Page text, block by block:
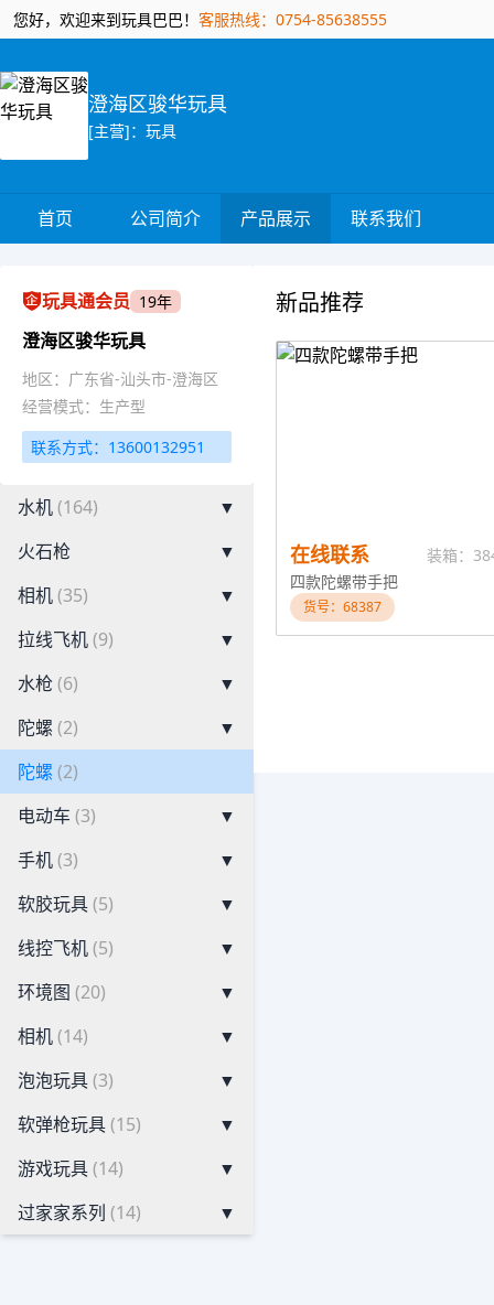
您好，欢迎来到玩具巴巴！ 客服热线：0754-85638555
澄海区骏华玩具
[主营]：玩具
首页 公司简介 产品展示 联系我们
玩具通会员 19年
澄海区骏华玩具
地区：广东省-汕头市-澄海区
经营模式：生产型
联系方式：13600132951
水机(164)
▼
火石枪
▼
相机(35)
▼
拉线飞机(9)
▼
水枪 (6)
▼
陀螺 (2)
▼
陀螺 (2)
电动车 (3)
▼
手机(3)
▼
软胶玩具(5)
▼
线控飞机(5)
▼
环境图 (20)
▼
相机(14)
▼
泡泡玩具(3)
▼
软弹枪玩具(15)
▼
游戏玩具(14)
▼
过家家系列 (14) ▼
新品推荐
在线联系
装箱：
四款陀螺带手把
货号：68387